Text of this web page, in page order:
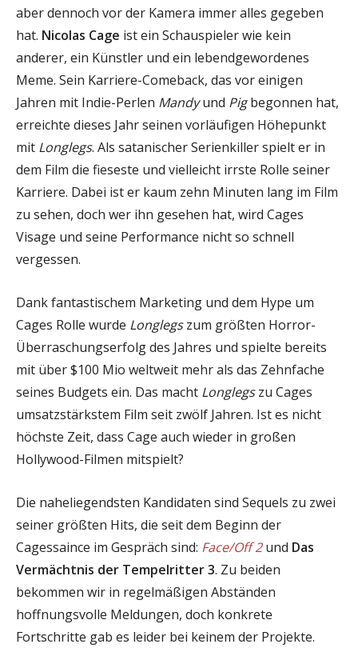
aber dennoch vor der Kamera immer alles gegeben
hat. Nicolas Cage ist ein Schauspieler wie kein
anderer, ein Künstler und ein lebendgewordenes
Meme. Sein Karriere-Comeback, das vor einigen
Jahren mit Indie-Perlen Mandyund Pigbegonnen hat,
erreichte dieses Jahr seinen vorläufigen Höhepunkt
mit Longlegs. Als satanischer Serienkiller spielt er in
dem Film die fieseste und vielleicht irrste Rolle seiner
Karriere. Dabei ist er kaum zehn Minuten lang im Film
zu sehen, doch wer ihn gesehen hat, wird Cages
Visage und seine Performance nicht so schnell
vergessen.
Dank fantastischem Marketing und dem Hype um
Cages Rolle wurde Longlegszum größten Horror-
Überraschungserfolg des Jahres und spielte bereits
mit über $100 Mio weltweit mehr als das Zehnfache
seines Budgets ein. Das macht Longlegszu Cages
umsatzstärkstem Film seit zwölf Jahren. Ist es nicht
höchste Zeit, dass Cage auch wieder in großen
Hollywood-Filmen mitspielt?
Die naheliegendsten Kandidaten sind Sequels zu zwei
seiner größten Hits, die seit dem Beginn der
Cagessaince im Gespräch sind: Face/Off 2und Das
Vermächtnis der Tempelritter 3. Zu beiden
bekommen wir in regelmäßigen Abständen
hoffnungsvolle Meldungen, doch konkrete
Fortschritte gab es leider bei keinem der Projekte.